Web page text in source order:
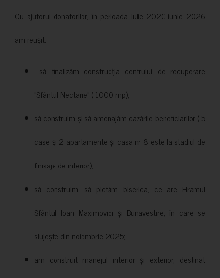
Cu ajutorul donatorilor, în perioada iulie 2020-iunie 2026
am reușit:
să finalizăm construcția centrului de recuperare
”Sfântul Nectarie” ( 1000 mp);
să construim și să amenajăm cazările beneficiarilor ( 5
case și 2 apartamente și casa nr 8 este la stadiul de
finisaje de interior);
să construim, să pictăm biserica, ce are Hramul
Sfântul Ioan Maximovici și Bunavestire, în care se
slujește din noiembrie 2025;
am construit manejul interior și exterior, destinat